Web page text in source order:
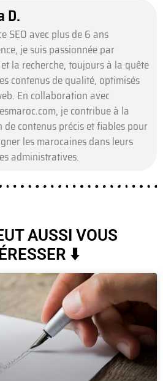
D.
SEO avec plus de 6 ans
je suis passionnée par
la recherche, toujours à la quête
contenus de qualité, optimisés
En collaboration avec
je contribue à la
de contenus précis et fiables pour
les marocaines dans leurs
administratives.
AUSSI VOUS
⬇️